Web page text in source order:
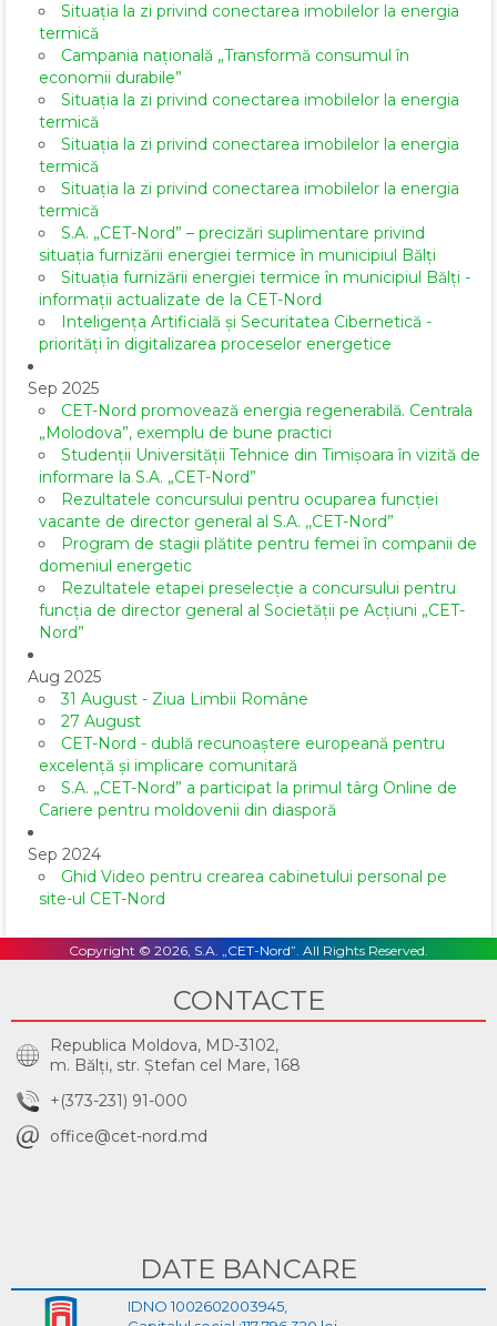
Situația la zi privind conectarea imobilelor la energia
termică
Campania națională „Transformă consumul în
economii durabile”
Situația la zi privind conectarea imobilelor la energia
termică
Situația la zi privind conectarea imobilelor la energia
termică
Situația la zi privind conectarea imobilelor la energia
termică
S.A. „CET-Nord” – precizări suplimentare privind
situația furnizării energiei termice în municipiul Bălți
Situația furnizării energiei termice în municipiul Bălți -
informații actualizate de la CET-Nord
Inteligența Artificială și Securitatea Cibernetică -
priorități în digitalizarea proceselor energetice
Sep 2025
CET-Nord promovează energia regenerabilă. Centrala
„Molodova”, exemplu de bune practici
Studenții Universității Tehnice din Timișoara în vizită de
informare la S.A. „CET-Nord”
Rezultatele concursului pentru ocuparea funcției
vacante de director general al S.A. ,,CET-Nord”
Program de stagii plătite pentru femei în companii de
domeniul energetic
Rezultatele etapei preselecție a concursului pentru
funcția de director general al Societăţii pe Acţiuni „CET-
Nord”
Aug 2025
31 August - Ziua Limbii Române
27 August
CET-Nord - dublă recunoaștere europeană pentru
excelență și implicare comunitară
S.A. „CET-Nord” a participat la primul târg Online de
Cariere pentru moldovenii din diasporă
Sep 2024
Ghid Video pentru crearea cabinetului personal pe
site-ul CET-Nord
Copyright © 2026, S.A. „CET-Nord”. All Rights Reserved.
CONTACTE
Republica Moldova, MD-3102,
m. Bălţi, str. Ştefan cel Mare, 168
+(373-231) 91-000
office@cet-nord.md
DATE BANCARE
IDNO 1002602003945,